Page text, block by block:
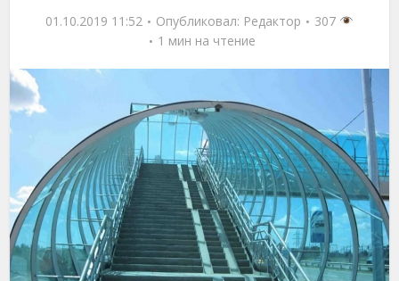
01.10.2019 11:52 Опубликовал: Редактор
307
1 мин на чтение